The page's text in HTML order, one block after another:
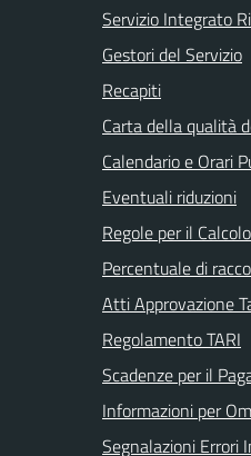
Servizio Integrato
Gestori del Servizio
Recapiti
Carta della qualità
Calendario e Orari
Eventuali riduzioni
Regole per il
Percentuale di
Atti Approvazione
Regolamento TARI
Scadenze per il
Informazioni per
Segnalazioni Errori